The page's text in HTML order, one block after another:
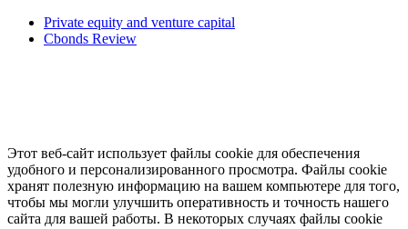
Private equity and venture capital
Cbonds Review
Этот веб-сайт использует файлы cookie для обеспечения
удобного и персонализированного просмотра. Файлы cookie
хранят полезную информацию на вашем компьютере для того,
чтобы мы могли улучшить оперативность и точность нашего
сайта для вашей работы. В некоторых случаях файлы cookie